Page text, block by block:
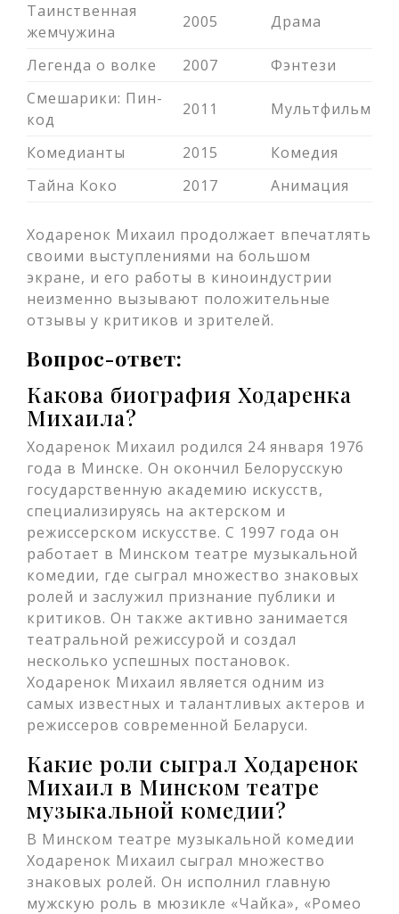
Таинственная
жемчужина
2005 Драма
Легенда о волке 2007
Фэнтези
Смешарики: Пин-
код
2011 Мультфильм
Комедианты 2015
Комедия
Тайна Коко
2017 Анимация
Ходаренок Михаил продолжает впечатлять
своими выступлениями на большом
экране, и его работы в киноиндустрии
неизменно вызывают положительные
отзывы у критиков и зрителей.
Вопрос-ответ:
Какова биография Ходаренка
Михаила?
Ходаренок Михаил родился 24 января 1976
года в Минске. Он окончил Белорусскую
государственную академию искусств,
специализируясь на актерском и
режиссерском искусстве. С 1997 года он
работает в Минском театре музыкальной
комедии, где сыграл множество знаковых
ролей и заслужил признание публики и
критиков. Он также активно занимается
театральной режиссурой и создал
несколько успешных постановок.
Ходаренок Михаил является одним из
самых известных и талантливых актеров и
режиссеров современной Беларуси.
Какие роли сыграл Ходаренок
Михаил в Минском театре
музыкальной комедии?
В Минском театре музыкальной комедии
Ходаренок Михаил сыграл множество
знаковых ролей. Он исполнил главную
мужскую роль в мюзикле «Чайка», «Ромео